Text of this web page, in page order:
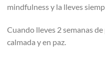
mindfulness y la lleves
Cuando lleves 2 semanas
calmada y en paz.